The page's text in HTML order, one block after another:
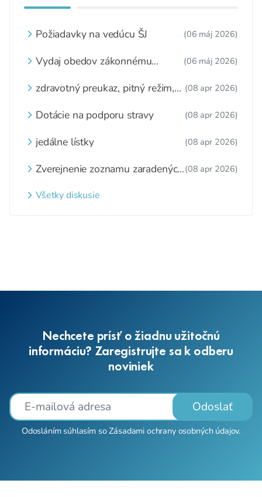
Požiadavky na vedúcu ŠJ (06 máj 2026)
Vydaj obedov zákonnému
(06 máj 2026)
zdravotný preukaz, pitný režim,
(08 apr 2026)
Dotácie na podporu stravy (08 apr 2026)
jedálne lístky (08 apr 2026)
Zverejnenie zoznamu zaradených
webovom sídle
(08 apr 2026)
Všetky diskusie
Nechcete prísť o žiadnu užitočnú
informáciu? Zaregistrujte sa k odberu
noviniek
Odoslať
Odosláním súhlasím soZásadami ochrany osobných údajov.